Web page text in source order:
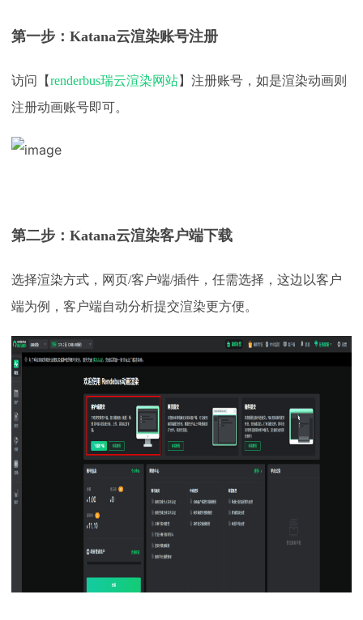
第一步： Katana云渲染账号注册
访问【renderbus瑞云渲染网站】注册账号，如是渲染动画则
注册动画账号即可。
第二步： Katana云渲染客户端下载
选择渲染方式，网页/客户端/插件，任需选择，这边以客户
端为例，客户端自动分析提交渲染更方便。